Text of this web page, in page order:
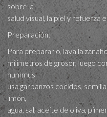
sobre la
salud visual, la piel y refuerza
Preparación:
Para prepararlo, lava la
milimetros de grosor, luego
hummus
usa garbanzos cocidos,
limón,
agua, sal, aceite de oliva,